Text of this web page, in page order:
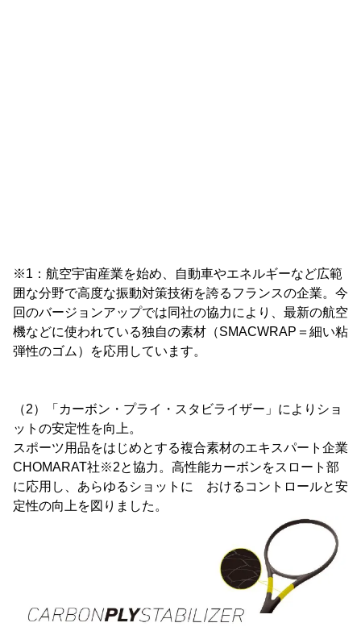
※1：航空宇宙産業を始め、自動車やエネルギーなど広範
囲な分野で高度な振動対策技術を誇るフランスの企業。今
回のバージョンアップでは同社の協力により、最新の航空
機などに使われている独自の素材（SMACWRAP＝細い粘
弾性のゴム）を応用しています。
（2）「カーボン・プライ・スタビライザー」によりショ
ットの安定性を向上。
スポーツ用品をはじめとする複合素材のエキスパート企業
CHOMARAT社※2と協力。高性能カーボンをスロート部
に応用し、あらゆるショットに おけるコントロールと安
定性の向上を図りました。